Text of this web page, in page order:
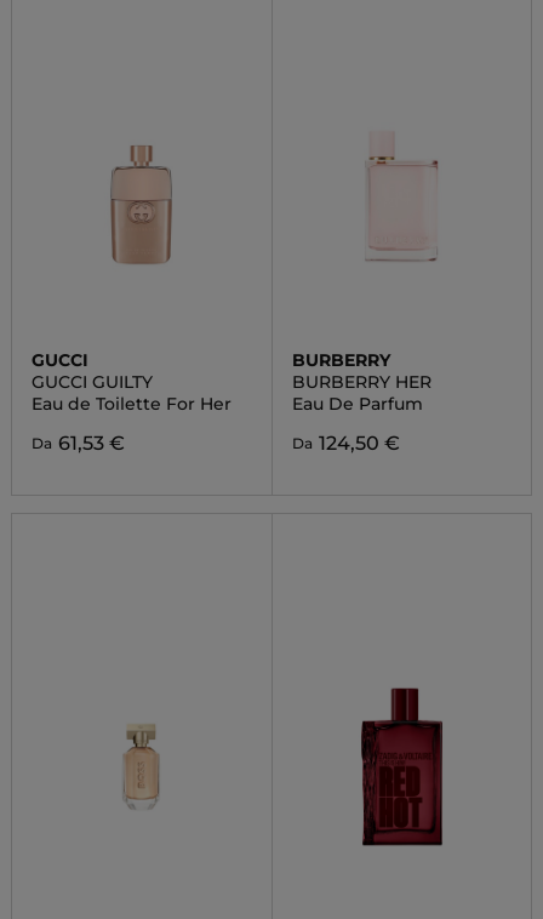
GUCCI
GUCCI GUILTY
Eau de Toilette For Her
Da 61,53 €
BURBERRY
BURBERRY HER
Eau De Parfum
Da 124,50 €